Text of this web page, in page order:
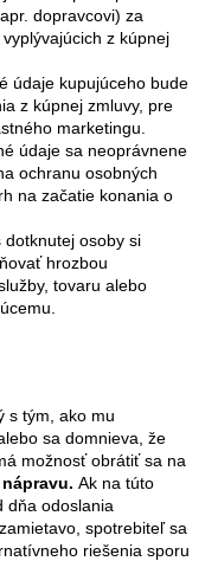
dopravcovi) za
z kúpnej
údaje kupujúceho bude
z kúpnej zmluvy, pre
marketingu.
údaje sa neoprávnene
ochranu osobných
na začatie konania o
dotknutej osoby si
hrozbou
tovaru alebo
s tým, ako mu
sa domnieva, že
možnosť obrátiť sa na
Ak na túto
dňa odoslania
spotrebiteľ sa
riešenia sporu